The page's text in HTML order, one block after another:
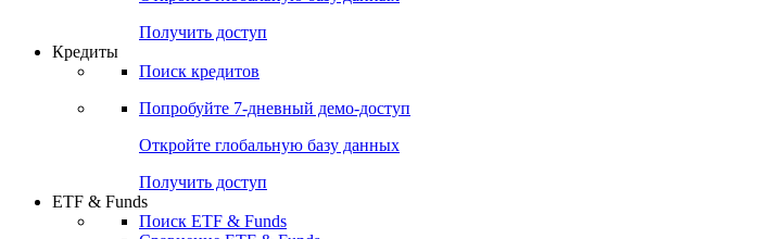
Попробуйте7-дневный
Откройте глобальную базу данных
Получить доступ
Кредиты
Поиск кредитов
Попробуйте7-дневный
Откройте глобальную базу данных